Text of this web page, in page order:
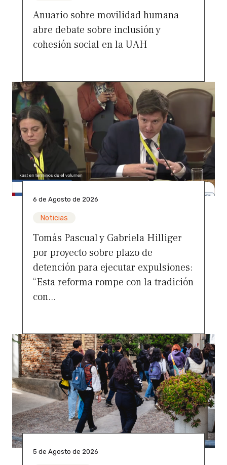
Anuario sobre movilidad humana
abre debate sobre inclusión y
cohesión social en la UAH
6 de Agosto de 2026
Noticias
Tomás Pascual y Gabriela Hilliger
por proyecto sobre plazo de
detención para ejecutar expulsiones:
“Esta reforma rompe con la tradición
con...
5 de Agosto de 2026